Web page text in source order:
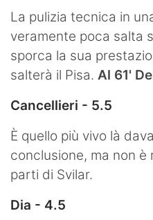
La pulizia tecnica in
veramente poca salta
sporca la sua
salterà il Pisa. Al 61'
Cancellieri - 5.5
È quello più vivo là
conclusione, ma non è
parti di Svilar.
Dia - 4.5